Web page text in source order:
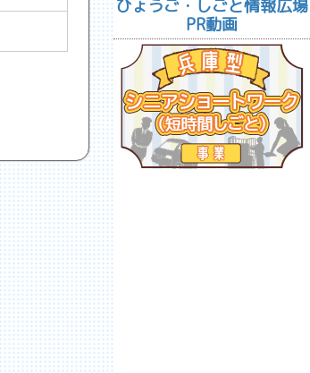
ひょうご・しごと情報広場
PR動画